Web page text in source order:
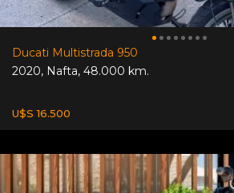
Ducati Multistrada 950
2020, Nafta, 48.000 km.
U$S 16.500